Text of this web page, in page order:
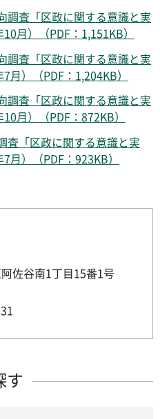
査「区政に関する意識と実
月）（PDF：1,151KB）
査「区政に関する意識と実
月）（PDF：1,204KB）
査「区政に関する意識と実
月）（PDF：872KB）
「区政に関する意識と実
月）（PDF：923KB）
佐谷南1丁目15番1号
す